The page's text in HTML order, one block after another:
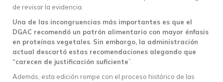
de revisar la evidencia.
Una de las incongruencias más importantes es que el
DGAC recomendó un patrón alimentario con mayor énfasis
en proteínas vegetales Sin embargo, la administración
actual descartó estas recomendaciones alegando que
“carecen de justificación suficiente”.
Además, esta edición rompe con el proceso histórico de las